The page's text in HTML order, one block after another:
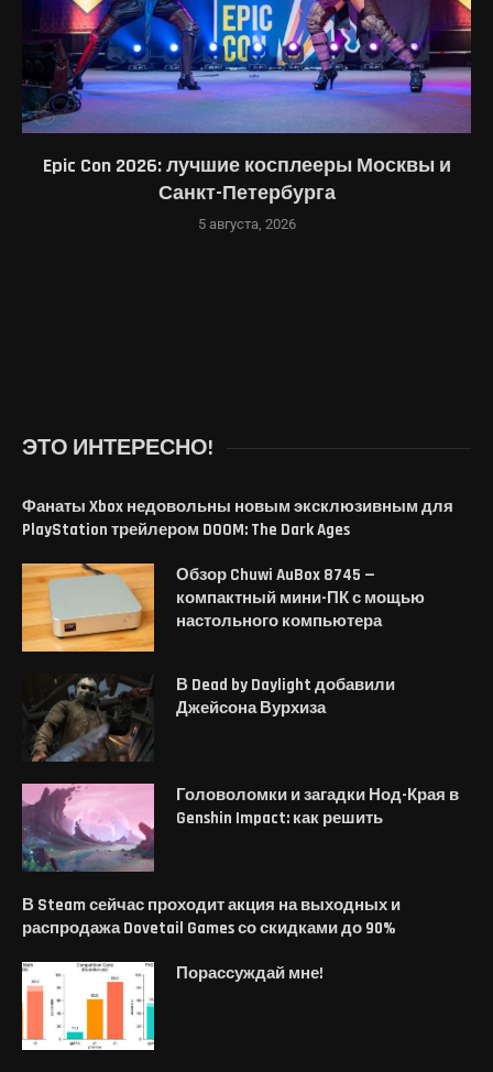
Epic Con 2026: лучшие косплееры Москвы и
Санкт-Петербурга
5 августа, 2026
ЭТО ИНТЕРЕСНО!
Фанаты Xbox недовольны новым эксклюзивным для
PlayStation трейлером DOOM: The Dark Ages
Обзор Chuwi AuBox 8745 —
компактный мини-ПК с мощью
настольного компьютера
В Dead by Daylight добавили
Джейсона Вурхиза
Головоломки и загадки Нод-Края в
Genshin Impact: как решить
В Steam сейчас проходит акция на выходных и
распродажа Dovetail Games со скидками до 90%
Порассуждай мне!